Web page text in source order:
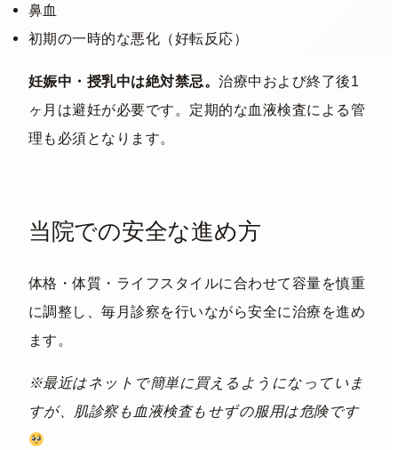
鼻血
初期の一時的な悪化（好転反応）
妊娠中・授乳中は絶対禁忌。治療中および終了後1
ヶ月は避妊が必要です。定期的な血液検査による管
理も必須となります。
当院での安全な進め方
体格・体質・ライフスタイルに合わせて容量を慎重
に調整し、毎月診察を行いながら安全に治療を進め
ます。
※最近はネットで簡単に買えるようになっていま
すが、肌診察も血液検査もせずの服用は危険です